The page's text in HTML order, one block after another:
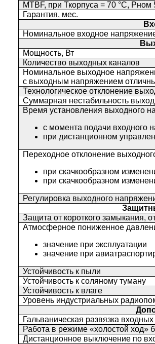
MTBF, при Ткорпуса = 70 °С, Рном
Гарантия, мес.
Номинальное входное
Мощность, Вт
Количество выходных каналов
Номинальное выходное
с выходным напряжением
Технологическое отклонение
Суммарная нестабильность
Время установления выходного
с момента подачи входного
при дистанционном
Переходное отклонение
при скачкообразном
при скачкообразном
Регулировка выходного
Защита от короткого замыкания,
Атмосферное пониженное
значение при эксплуатации
значение при
Устойчивость к пыли
Устойчивость к соляному туману
Устойчивость к влаге
Уровень индустриальных
Гальваническая развязка
Работа в режиме «холостой ход»
Дистанционное выключение по